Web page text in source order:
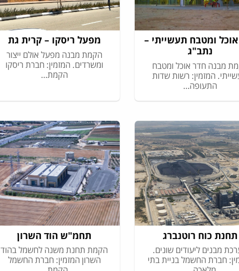
ומטבח תעשייתי –
נתב"ג
מבנה חדר אוכל ומטבח
המזמין: רשות שדות
התעופה…
מפעל ריסקו – קרית גת
הקמת מבנה מפעל אולם ייצור
ומשרדים. המזמין: חברת ריסקו
הקמת…
תחנת כוח רוטנברג
מבנים ליעודים שונים.
חברת החשמל בניית בתי
תחמ"ש הוד השרון
הקמת תחנת משנה לחשמל בהוד
השרון המזמין: חברת החשמל